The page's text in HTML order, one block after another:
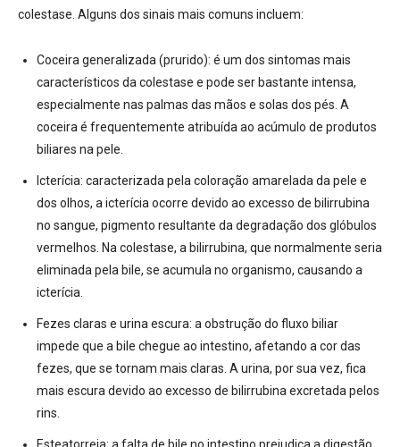
colestase. Alguns dos sinais mais comuns incluem:
Coceira generalizada (prurido): é um dos sintomas mais
característicos da colestase e pode ser bastante intensa,
especialmente nas palmas das mãos e solas dos pés. A
coceira é frequentemente atribuída ao acúmulo de produtos
biliares na pele.
Icterícia: caracterizada pela coloração amarelada da pele e
dos olhos, a icterícia ocorre devido ao excesso de bilirrubina
no sangue, pigmento resultante da degradação dos glóbulos
vermelhos. Na colestase, a bilirrubina, que normalmente seria
eliminada pela bile, se acumula no organismo, causando a
icterícia.
Fezes claras e urina escura: a obstrução do fluxo biliar
impede que a bile chegue ao intestino, afetando a cor das
fezes, que se tornam mais claras. A urina, por sua vez, fica
mais escura devido ao excesso de bilirrubina excretada pelos
rins.